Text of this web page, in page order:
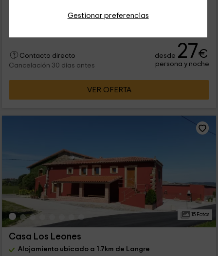
Gestionar preferencias
Por habitaciones
6 habitaciones
Contacto directo
Cancelación 30 días antes
desde 27€
persona y noche
VER OFERTA
15 Fotos
Casa Los Leones
Alojamiento ubicado a 1.7km de Langre